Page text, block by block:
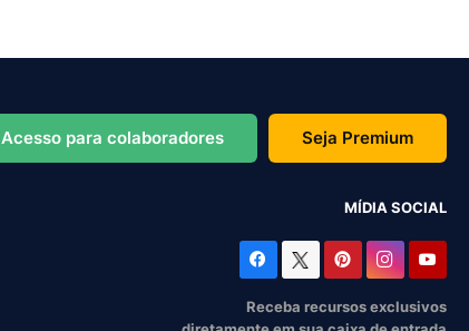
Acesso para colaboradores Seja Premium
MÍDIA SOCIAL
Receba recursos exclusivos